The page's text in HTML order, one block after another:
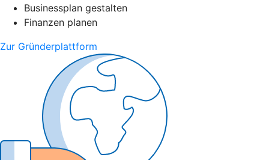
Businessplan gestalten
Finanzen planen
Zur Gründerplattform